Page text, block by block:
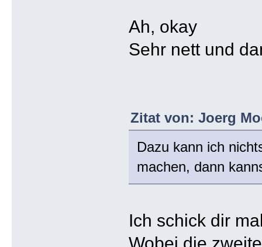
Ah, okay
Sehr nett und
Zitat von: Joerg
Dazu kann ich
machen, dann
Ich schick dir
Wobei die